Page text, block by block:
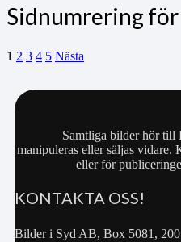
Sidnumrering
1 2 3 4 5 Nästa
Samtliga bilder hör till
manipuleras eller säljas vidare.
eller för
KONTAKTA OSS!
Bilder i Syd AB, Box 5081,